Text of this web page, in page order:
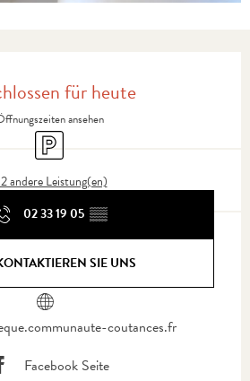
für heute
ansehen
Parkplatz
andere Leistung(en)
02 33 19 05 ▒▒
SIE UNS
coutances.fr
Facebook Seite